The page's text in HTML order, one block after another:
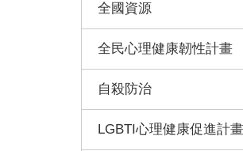
全國資源
全民心理健康韌性計畫
自殺防治
LGBTI心理健康促進計畫